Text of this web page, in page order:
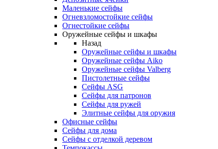
Маленькие сейфы
Огневзломостойкие сейфы
Огнестойкие сейфы
Оружейные сейфы и шкафы
Назад
Оружейные сейфы и шкафы
Оружейные сейфы Aiko
Оружейные сейфы Valberg
Пистолетные сейфы
Сейфы ASG
Сейфы для патронов
Сейфы для ружей
Элитные сейфы для оружия
Офисные сейфы
Сейфы для дома
Сейфы с отделкой деревом